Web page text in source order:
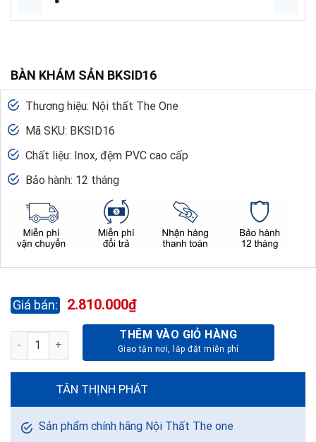
BÀN KHÁM SẢN BKSID16
Thương hiệu: Nội thất The One
Mã SKU: BKSID16
Chất liệu: Inox, đệm PVC cao cấp
Bảo hành: 12 tháng
2.810.000₫
BÀN KHÁM SẢN BKSID16 số lượngTHÊM VÀO GIỎ HÀNG
TÂN THỊNH PHÁT
Sản phẩm chính hãng Nội Thất The one